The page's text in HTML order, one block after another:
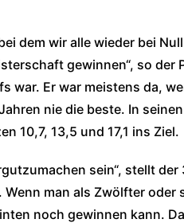
dem wir alle wieder bei
gewinnen“, so der
war. Er war meistens da,
nie die beste. In
10,7, 13,5 und 17,1 ins Ziel.
sein“, stellt
man als Zwölfter oder
noch gewinnen kann.